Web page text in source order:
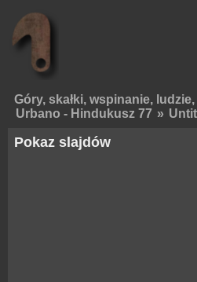
Góry, skałki, wspinanie,
Urbano - Hindukusz 77 »
Pokaz slajdów